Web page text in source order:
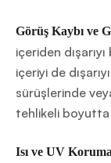
Görüş Kaybı ve
içeriden
içeriyi de
sürüşlerinde
tehlikeli boyutta
Isı ve UV